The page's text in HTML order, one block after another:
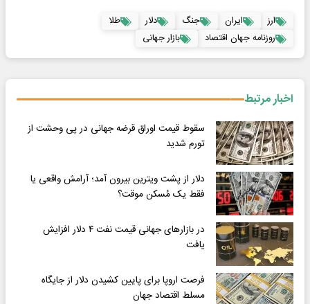
ارز ایران جنگ دلار
طلا
روزنامه جهان اقتصاد
بازار جهانی
اخبار مرتبط
سقوط قیمت اوراق قرضه جهانی در پی وحشت از
تورم شدید
دلار از پشت ویترین بیرون آمد؛ آرامش واقعی یا
فقط یک مُسکن موقت؟
در بازارهای جهانی قیمت نفت ۴ دلار افزایش
یافت
فرصت اروپا برای پایین کشیدن دلار از جایگاه
مسلط اقتصاد جهان